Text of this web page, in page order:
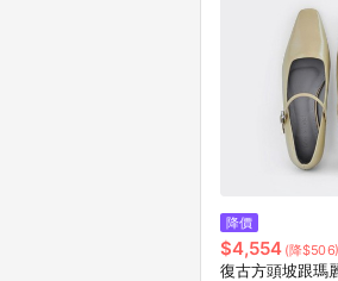
降價
$4,554 (降$506)
復古方頭坡跟瑪